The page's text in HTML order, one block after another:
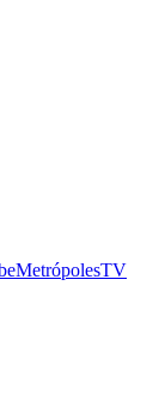
MetrópolesTV